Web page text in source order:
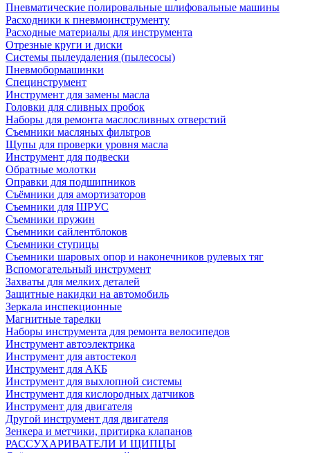
Пневматические полировальные шлифовальные машины
Расходники к пневмоинструменту
Расходные материалы для инструмента
Отрезные круги и диски
Системы пылеудаления (пылесосы)
Пневмобормашинки
Специнструмент
Инструмент для замены масла
Головки для сливных пробок
Наборы для ремонта маслосливных отверстий
Съемники масляных фильтров
Щупы для проверки уровня масла
Инструмент для подвески
Обратные молотки
Оправки для подшипников
Съёмники для амортизаторов
Съемники для ШРУС
Съемники пружин
Съемники сайлентблоков
Съемники ступицы
Съемники шаровых опор и наконечников рулевых тяг
Вспомогательный инструмент
Захваты для мелких деталей
Защитные накидки на автомобиль
Зеркала инспекционные
Магнитные тарелки
Наборы инструмента для ремонта велосипедов
Инструмент автоэлектрика
Инструмент для автостекол
Инструмент для АКБ
Инструмент для выхлопной системы
Инструмент для кислородных датчиков
Инструмент для двигателя
Другой инструмент для двигателя
Зенкера и метчики, притирка клапанов
РАССУХАРИВАТЕЛИ И ЩИПЦЫ